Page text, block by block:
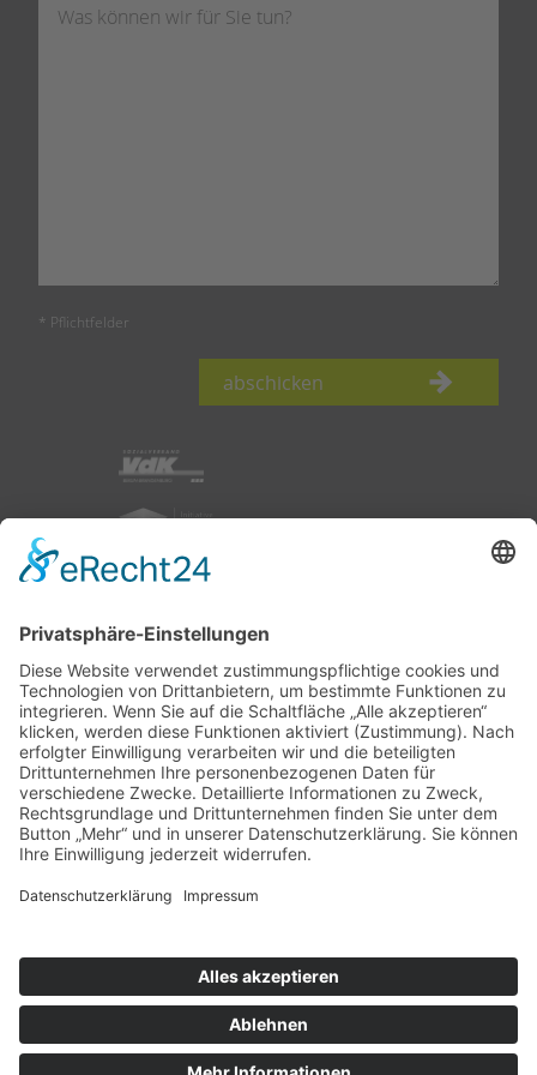
* Pflichtfelder
abschicken
nach oben
Impressum|Datenschutz
Ihnen gefällt, was Sie lesen?
Dann teilen Sie es mit anderen!
X